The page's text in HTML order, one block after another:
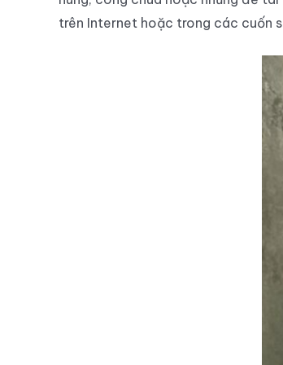
trên Internet hoặc trong các cuốn